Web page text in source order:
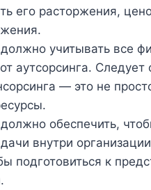
его расторжения,
учитывать все
аутсорсинга.
— это не
обеспечить,
внутри
подготовиться к